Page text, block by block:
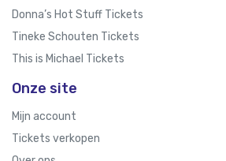
Donna’s Hot Stuff Tickets
Tineke Schouten Tickets
This is Michael Tickets
Onze site
Mijn account
Tickets verkopen